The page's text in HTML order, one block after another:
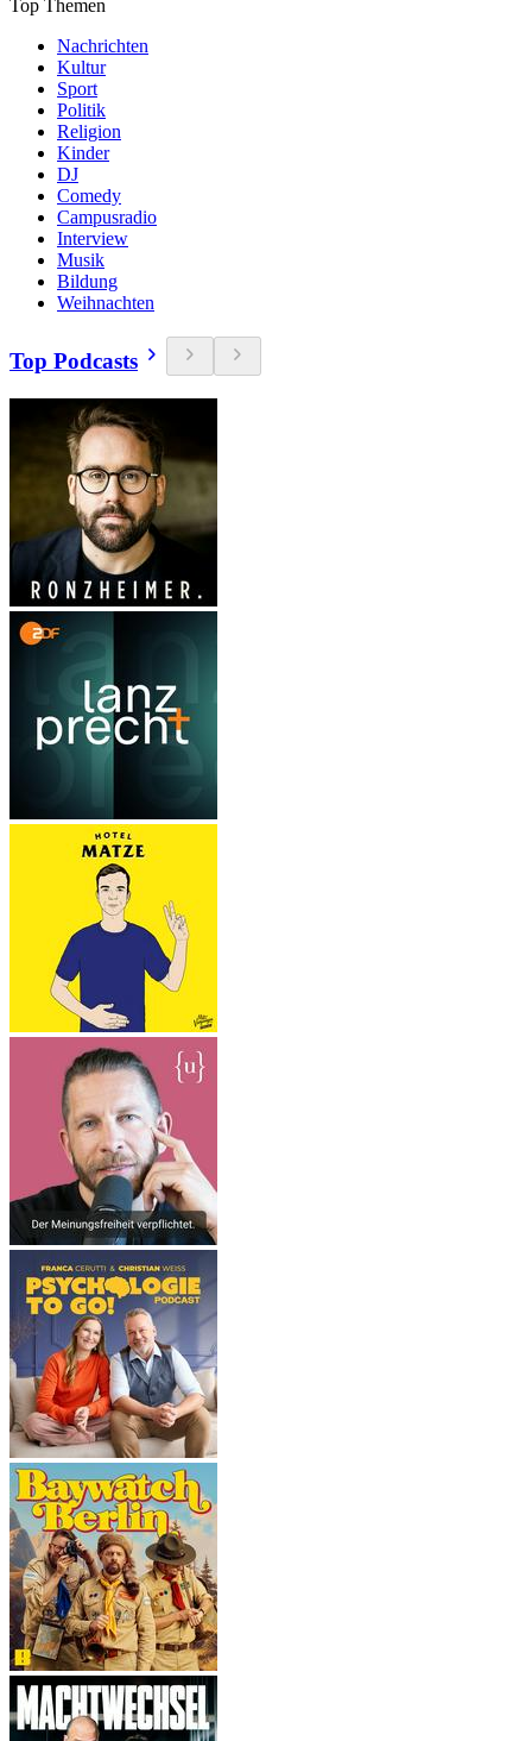
Top Themen
Nachrichten
Kultur
Sport
Politik
Religion
Kinder
DJ
Comedy
Campusradio
Interview
Musik
Bildung
Weihnachten
Top Podcasts